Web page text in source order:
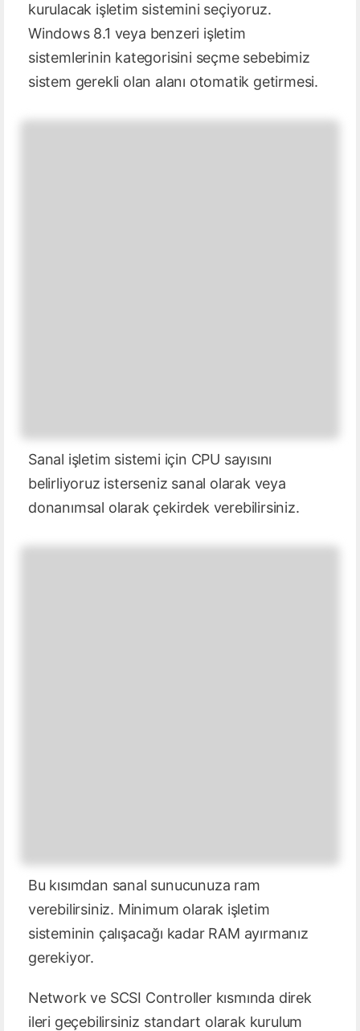
kurulacak işletim sistemini seçiyoruz.
Windows 8.1 veya benzeri işletim
sistemlerinin kategorisini seçme sebebimiz
sistem gerekli olan alanı otomatik getirmesi.
Sanal işletim sistemi için CPU sayısını
belirliyoruz isterseniz sanal olarak veya
donanımsal olarak çekirdek verebilirsiniz.
Bu kısımdan sanal sunucunuza ram
verebilirsiniz. Minimum olarak işletim
sisteminin çalışacağı kadar RAM ayırmanız
gerekiyor.
Network ve SCSI Controller kısmında direk
ileri geçebilirsiniz standart olarak kurulum